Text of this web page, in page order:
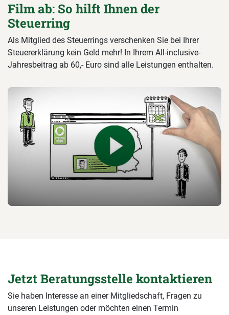
Film ab: So hilft Ihnen der
Steuerring
Als Mitglied des Steuerrings verschenken Sie bei Ihrer
Steuererklärung kein Geld mehr! In Ihrem All-inclusive-
Jahresbeitrag ab 60,- Euro sind alle Leistungen enthalten.
Jetzt Beratungsstelle kontaktieren
Sie haben Interesse an einer Mitgliedschaft, Fragen zu
unseren Leistungen oder möchten einen Termin